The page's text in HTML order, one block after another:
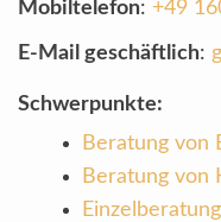
Mobiltelefon: +49
E-Mail geschäftlich:
Schwerpunkte:
Beratung von
Beratung von